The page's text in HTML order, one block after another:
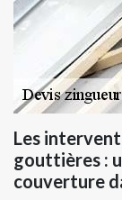
Les
gouttières :
couverture